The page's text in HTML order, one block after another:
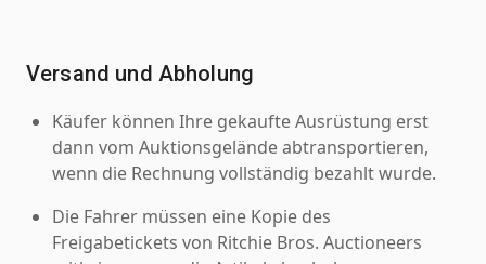
Versand und Abholung
Käufer können Ihre gekaufte Ausrüstung erst
dann vom Auktionsgelände abtransportieren,
wenn die Rechnung vollständig bezahlt wurde.
Die Fahrer müssen eine Kopie des
Freigabetickets von Ritchie Bros. Auctioneers